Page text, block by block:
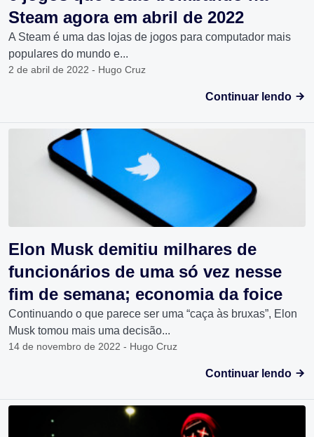
Steam agora em abril de 2022
A Steam é uma das lojas de jogos para computador mais
populares do mundo e...
2 de abril de 2022 - Hugo Cruz
Continuar lendo
Elon Musk demitiu milhares de
funcionários de uma só vez nesse
fim de semana; economia da foice
Continuando o que parece ser uma “caça às bruxas”, Elon
Musk tomou mais uma decisão...
14 de novembro de 2022 - Hugo Cruz
Continuar lendo